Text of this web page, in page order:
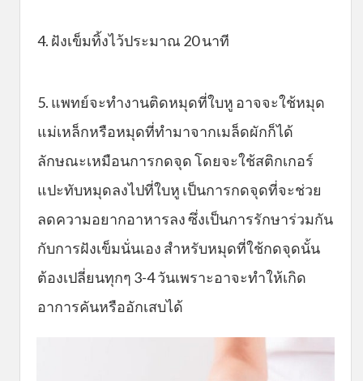
4. ฝังเข็มทิ้งไว้ประมาณ 20 นาที
5. แพทย์จะทำงานติดหมุดที่ใบหู อาจจะใช้หมุด
แม่เหล็กหรือหมุดที่ทำมาจากเมล็ดผักก็ได้
ลักษณะเหมือนการกดจุด โดยจะใช้สติกเกอร์
แปะทับหมุดลงไปที่ใบหู เป็นการกดจุดที่จะช่วย
ลดความอยากอาหารลง ซึ่งเป็นการรักษาร่วมกัน
กับการฝังเข็มนั่นเอง สำหรับหมุดที่ใช้กดจุดนั้น
ต้องเปลี่ยนทุกๆ 3-4 วันเพราะอาจะทำให้เกิด
อาการคันหรืออักเสบได้